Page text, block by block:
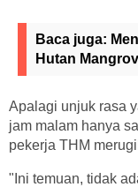
Baca juga:
Hutan
Apalagi unjuk rasa
jam malam hanya
pekerja THM
"Ini temuan, tidak